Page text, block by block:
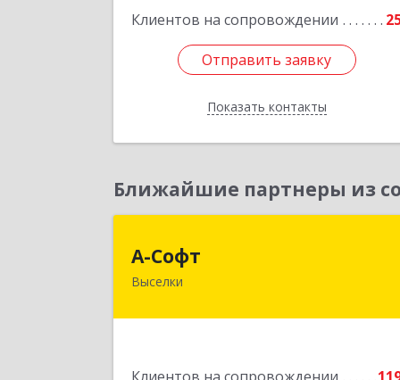
Клиентов на сопровождении
Отправить заявку
Показать контакты
Подробнее
Отправить заявку
Назад
Ближайшие партнеры из
А-Софт
Выселки